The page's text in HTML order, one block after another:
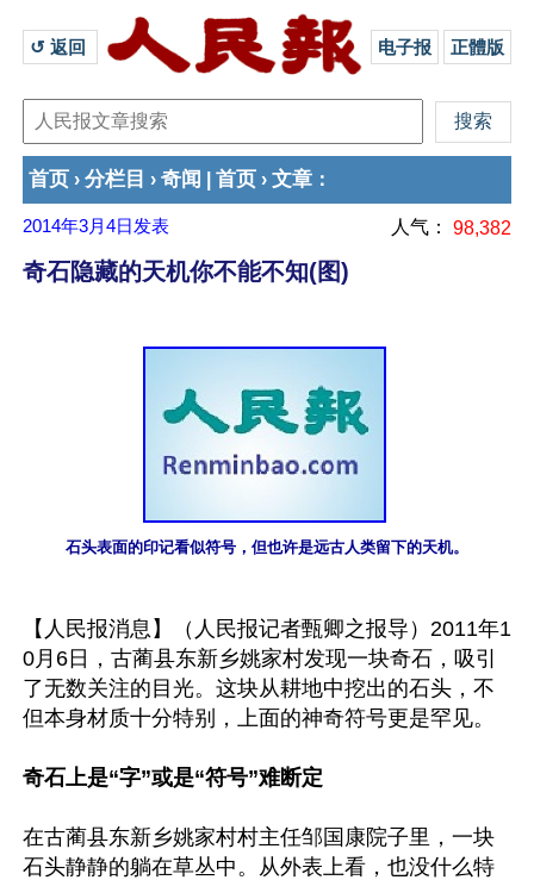
↺ 返回 电子报 正體版
首页 › 分栏目 › 奇闻 首页 › 文章 ：
2014年3月4日 发表 人气： 98,382
奇石隐藏的天机你不能不知(图)
石头表面的印记看似符号，但也许是远古人类留下的天机。
【人民报消息】（人民报记者甄卿之报导）2011年1
0月6日，古蔺县东新乡姚家村发现一块奇石，吸引
了无数关注的目光。这块从耕地中挖出的石头，不
但本身材质十分特别，上面的神奇符号更是罕见。
奇石上是“字”或是“符号”难断定
在古蔺县东新乡姚家村村主任邹国康院子里，一块
石头静静的躺在草丛中。从外表上看，也没什么特